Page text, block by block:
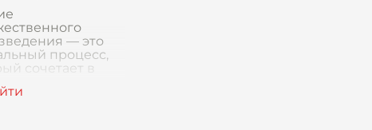
— это
процесс,
сочетает в
так и творчества.